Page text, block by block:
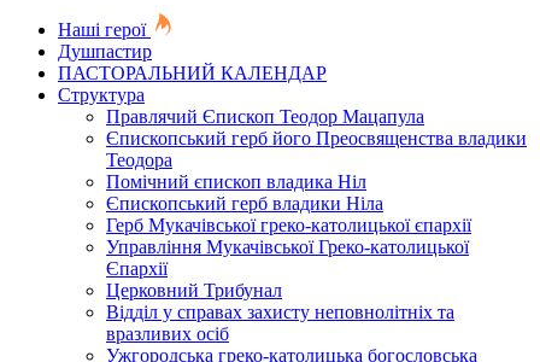
Наші герої
Душпастир
ПАСТОРАЛЬНИЙ КАЛЕНДАР
Структура
Правлячий Єпископ Теодор Мацапула
Єпископський герб його Преосвященства владики
Теодора
Помічний єпископ владика Ніл
Єпископський герб владики Ніла
Герб Мукачівської греко-католицької єпархії
Управління Мукачівської Греко-католицької
Єпархії
Церковний Трибунал
Відділ у справах захисту неповнолітніх та
вразливих осіб
Ужгородська греко-католицька богословська